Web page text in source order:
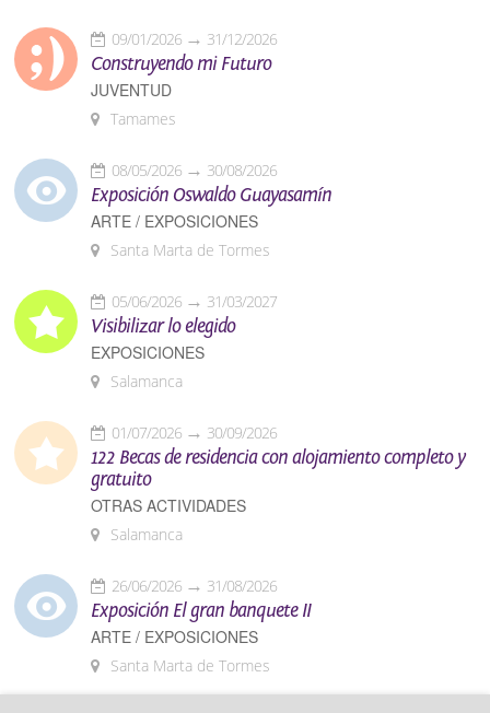
09/01/2026 31/12/2026
Construyendo mi Futuro
JUVENTUD
Tamames
08/05/2026 30/08/2026
Exposición Oswaldo Guayasamín
ARTE / EXPOSICIONES
Santa Marta de Tormes
05/06/2026 31/03/2027
Visibilizar lo elegido
EXPOSICIONES
Salamanca
01/07/2026 30/09/2026
122 Becas de residencia con alojamiento completo y
gratuito
OTRAS ACTIVIDADES
Salamanca
26/06/2026 31/08/2026
Exposición El gran banquete II
ARTE / EXPOSICIONES
Santa Marta de Tormes